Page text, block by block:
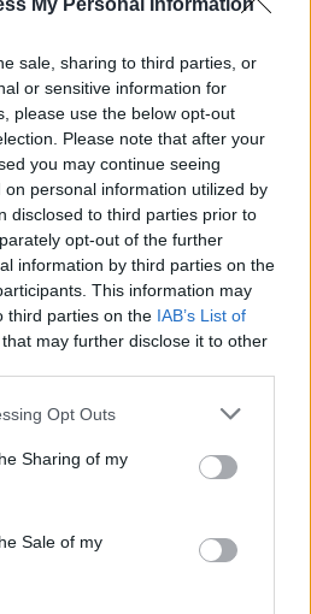
My Personal Information
sale, sharing to third parties, or
or sensitive information for
please use the below opt-out
Please note that after your
you may continue seeing
personal information utilized by
disclosed to third parties prior to
opt-out of the further
information by third parties on the
This information may
third parties on the IAB’s List of
that may further disclose it to other
Opt Outs
Sharing of my
Sale of my
od św. Franciszka uczcie się
św. Jana Pawła II:
do pokonywania przeciwności
przypomniał o naturze patriotyzmu